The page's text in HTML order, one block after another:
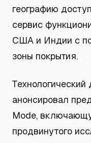
географию
сервис
США и Индии с
зоны покрытия.
Технологический
анонсировал
Mode,
продвинутого